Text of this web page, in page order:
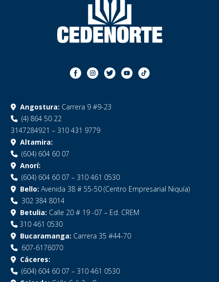
Angostura: Carrera 9 #9-23
(4) 864 50 22
3147284921 – 310 431 9779
Altamira:
(604) 604 60 07
Anorí:
(604) 604 60 07 – 310 461 0530
Bello: Avenida 38 # 55-50 (Centro Empresarial Niquía)
302 384 8014
Betulia: Calle 20 # 19 -07 – Ed. CREM
310 461 0530
Bucaramanga: Carrera 35 #44-70
607-6176070
Cáceres:
(604) 604 60 07 – 310 461 0530